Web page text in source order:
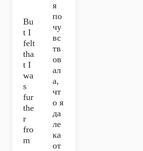
Bu
t I
felt
tha
t I
wa
s
fur
the
r
fro
m
я
по
чу
вс
тв
ов
ал
а,
чт
о я
да
ле
ка
от